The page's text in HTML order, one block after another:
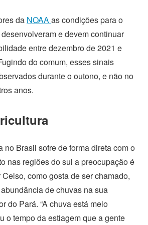
da NOAAas condições para o
e devem continuar
entre dezembro de 2021 e
do comum, esses sinais
durante o outono, e não no
anos.
no Brasil sofre de forma direta com o
nas regiões do sul a preocupação é
como gosta de ser chamado,
de chuvas na sua
do Pará. “A chuva está meio
o tempo da estiagem que a gente